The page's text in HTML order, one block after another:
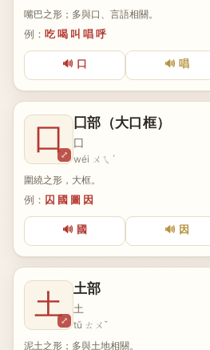
嘴巴之形；多與口、言語相關。
例： 吃 喝 叫 唱 呼
🔊 口 🔊 唱
囗⤢
囗部（大口框）
囗
wéi ㄨㄟˊ
圍繞之形，大框。
例： 囚 國 圖 因
🔊 國 🔊 因
土⤢
土部
土
tǔ ㄊㄨˇ
泥土之形；多與土地相關。